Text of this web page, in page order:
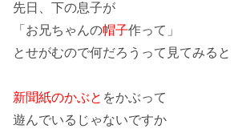
先日、下の息子が
「お兄ちゃんの帽子作って」
とせがむので何だろうって見てみると
新聞紙のかぶと をかぶって
遊んでいるじゃないですか